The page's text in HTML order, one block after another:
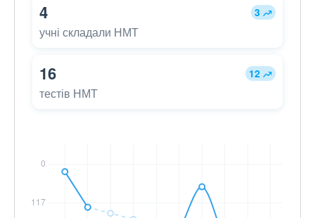
4 3
учні складали НМТ
16 12
тестів НМТ